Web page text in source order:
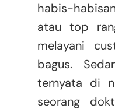
habis-
atau top
melayani
bagus.
ternyata di
seorang